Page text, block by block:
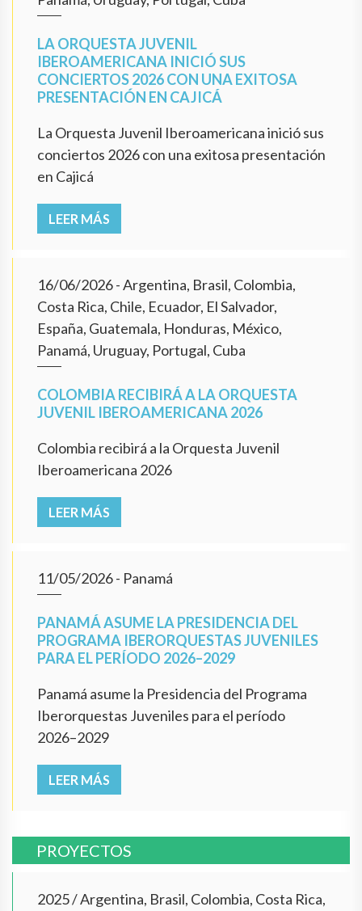
LA ORQUESTA JUVENIL
IBEROAMERICANA INICIÓ SUS
CONCIERTOS 2026 CON UNA EXITOSA
PRESENTACIÓN EN CAJICÁ
La Orquesta Juvenil Iberoamericana inició sus
conciertos 2026 con una exitosa presentación
en Cajicá
LEER MÁS
16/06/2026- Argentina, Brasil, Colombia,
Costa Rica, Chile, Ecuador, El Salvador,
España, Guatemala, Honduras, México,
Panamá, Uruguay, Portugal, Cuba
COLOMBIA RECIBIRÁ A LA ORQUESTA
JUVENIL IBEROAMERICANA 2026
Colombia recibirá a la Orquesta Juvenil
Iberoamericana 2026
LEER MÁS
11/05/2026- Panamá
PANAMÁ ASUME LA PRESIDENCIA DEL
PROGRAMA IBERORQUESTAS JUVENILES
PARA EL PERÍODO 2026–2029
Panamá asume la Presidencia del Programa
Iberorquestas Juveniles para el período
2026–2029
LEER MÁS
PROYECTOS
2025/Argentina, Brasil, Colombia, Costa Rica,